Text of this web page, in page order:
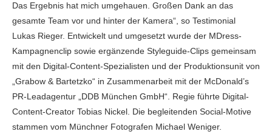
Das Ergebnis hat mich umgehauen. Großen Dank an das
gesamte Team vor und hinter der Kamera“, so Testimonial
Lukas Rieger. Entwickelt und umgesetzt wurde der MDress-
Kampagnenclip sowie ergänzende Styleguide-Clips gemeinsam
mit den Digital-Content-Spezialisten und der Produktionsunit von
„Grabow & Bartetzko“ in Zusammenarbeit mit der McDonald’s
PR-Leadagentur „DDB München GmbH“. Regie führte Digital-
Content-Creator Tobias Nickel. Die begleitenden Social-Motive
stammen vom Münchner Fotografen Michael Weniger.